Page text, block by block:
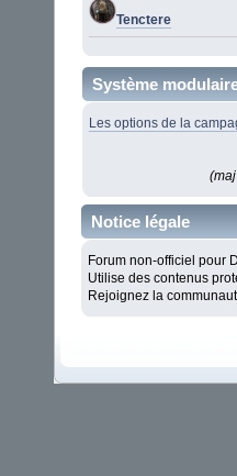
Tenctere
Système
Les options de la
Notice légale
Forum non-officiel pour
Utilise des contenus
Rejoignez la